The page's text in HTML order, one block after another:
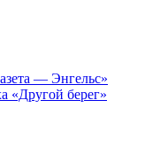
— Энгельс»
«Другой берег»